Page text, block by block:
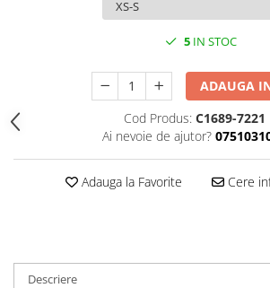
5 IN STOC
ADAUGA
Cod Produs: C1689-7221
Ai nevoie de ajutor?
Adauga la Favorite Cere
Descriere